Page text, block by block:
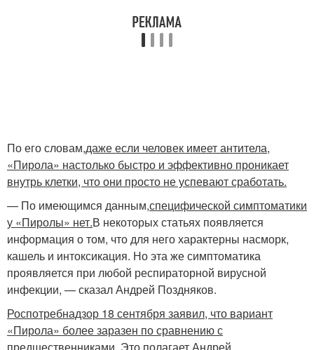
По его словам,даже если человек имеет антитела,
«Пирола» настолько быстро и эффективно проникает
внутрь клетки, что они просто не успевают сработать.
— По имеющимся данным,специфической симптоматики
у «Пиролы» нет.В некоторых статьях появляется
информация о том, что для него характерны насморк,
кашель и интоксикация. Но эта же симптоматика
проявляется при любой респираторной вирусной
инфекции, — сказал Андрей Поздняков.
Роспотребнадзор 18 сентября заявил, что вариант
«Пирола» более заразен по сравнению с
предшественниками. Это,полагает Андрей